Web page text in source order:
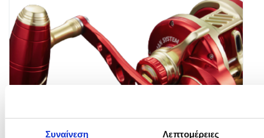
Συναίνεση Λεπτομέρειες